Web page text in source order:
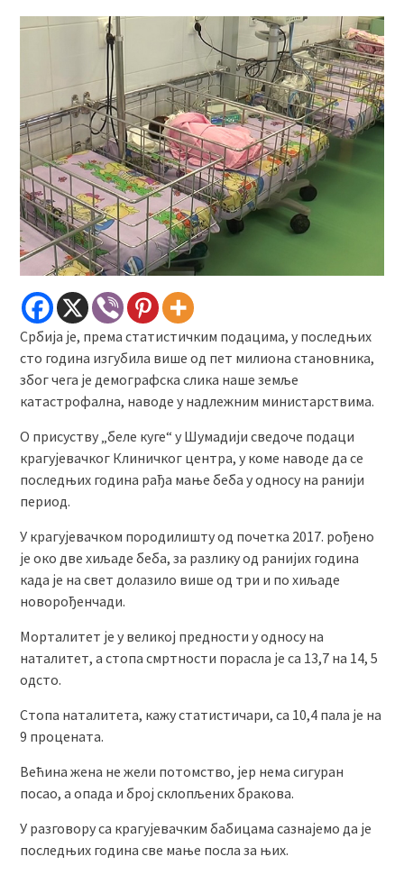
Србија је, према статистичким подацима, у последњих
сто година изгубила више од пет милиона становника,
због чега је демографска слика наше земље
катастрофална, наводе у надлежним министарствима.
О присуству „беле куге“ у Шумадији сведоче подаци
крагујевачког Клиничког центра, у коме наводе да се
последњих година рађа мање беба у односу на ранији
период.
У крагујевачком породилишту од почетка 2017. рођено
је око две хиљаде беба, за разлику од ранијих година
када је на свет долазило више од три и по хиљаде
новорођенчади.
Морталитет је у великој предности у односу на
наталитет, а стопа смртности порасла је са 13,7 на 14, 5
одсто.
Стопа наталитета, кажу статистичари, са 10,4 пала је на
9 процената.
Већина жена не жели потомство, јер нема сигуран
посао, а опада и број склопљених бракова.
У разговору са крагујевачким бабицама сазнајемо да је
последњих година све мање посла за њих.